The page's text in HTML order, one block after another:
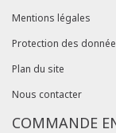
Mentions légales
Protection des
Plan du site
Nous contacter
COMMANDE